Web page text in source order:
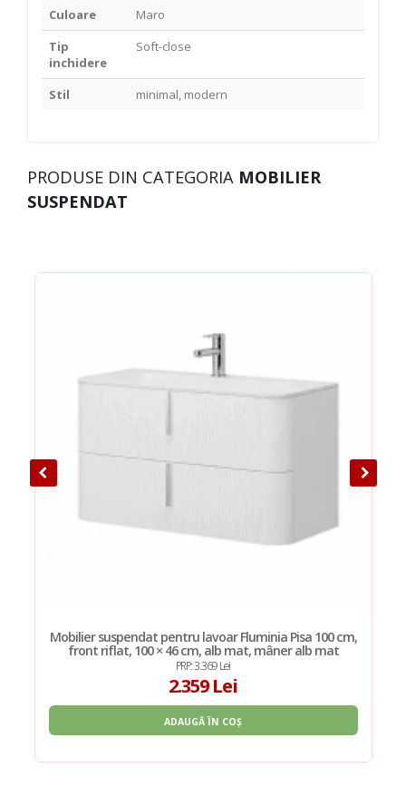
Culoare
Maro
Tip
inchidere
Soft-close
Stil minimal, modern
PRODUSE DIN CATEGORIA MOBILIER
SUSPENDAT
Mobilier suspendat pentru lavoar Fluminia Pisa 100 cm,
front riflat, 100 × 46 cm, alb mat, mâner alb mat
PRP: 3.369 Lei
2.359 Lei
ADAUGĂ ÎN COȘ